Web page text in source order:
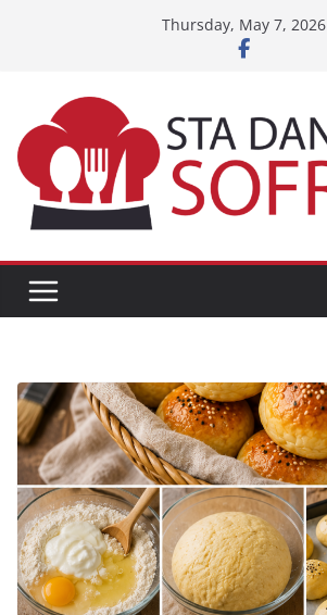
Thursday, May 7, 2026